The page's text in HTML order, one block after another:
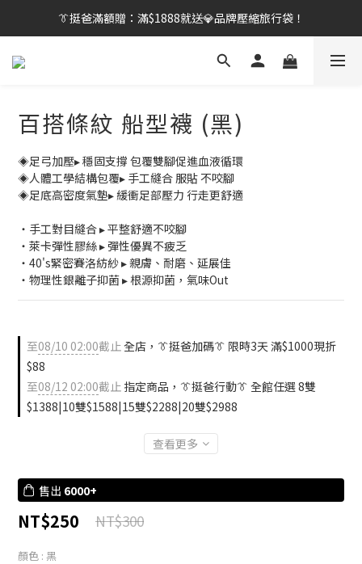
👔挺爸行動：全館襪款【最低$149起】✨立即下單！
👔挺爸滿額贈：滿$1888就送💎品牌壓縮旅行袋！
【刷卡/電子支付限定】下單送✨WARX品牌質感杯袋！
百搭條紋 船型襪 (黑)
◈足弓加壓▸ 穩固支撐 包覆雙腳促進血液循環
◈人體工學結構包覆▸ 手工縫合 服貼 不咬腳
◈足底高密度氣墊▸ 緩衝足部壓力 行走更舒適
・手工對目縫合 ▸ 平整舒適不咬腳
・萊卡彈性膠絲 ▸ 彈性優異不疲乏
・40's緊密賽洛紡紗 ▸ 親膚、耐磨、延展佳
・物理性銀離子抑菌 ▸ 根源抑菌，氣味Out
至08/10 02:00截止全店，👔挺爸加碼👔 限時3天 滿$1000現折
$88
至08/12 02:00截止 指定商品，👔挺爸行動👔 全館任選 8雙
$1388|10雙$1588|15雙$2288|20雙$2988
查看更多
售出 6000+
NT$250 NT$300
顏色 : 黑